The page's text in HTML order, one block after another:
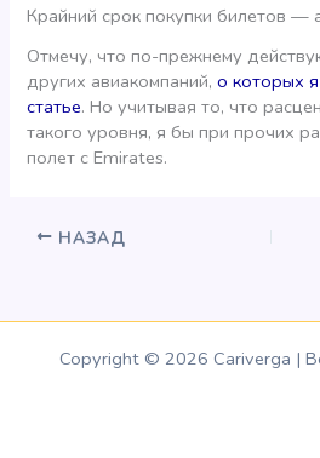
Крайний срок покупки билетов —
Отмечу, что по-прежнему
других авиакомпаний,о которых
статье. Но учитывая то, что
такого уровня, я бы при прочих
полет с Emirates.
НАЗАД
Copyright © 2026 Cariverga |